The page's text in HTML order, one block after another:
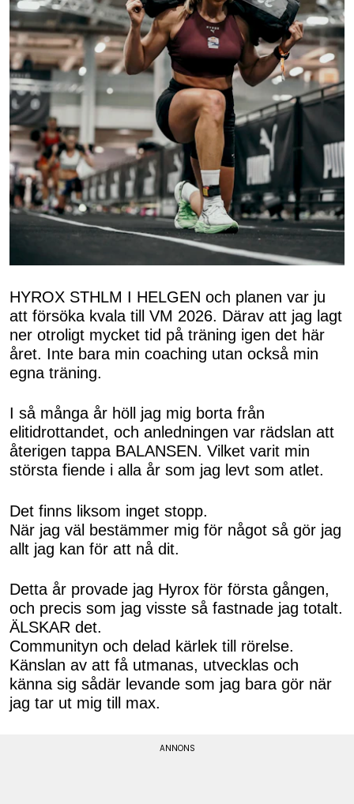
HYROX STHLM I HELGEN och planen var ju
att försöka kvala till VM 2026. Därav att jag lagt
ner otroligt mycket tid på träning igen det här
året. Inte bara min coaching utan också min
egna träning.
I så många år höll jag mig borta från
elitidrottandet, och anledningen var rädslan att
återigen tappa BALANSEN. Vilket varit min
största fiende i alla år som jag levt som atlet.
Det finns liksom inget stopp.
När jag väl bestämmer mig för något så gör jag
allt jag kan för att nå dit.
Detta år provade jag Hyrox för första gången,
och precis som jag visste så fastnade jag totalt.
ÄLSKAR det.
Communityn och delad kärlek till rörelse.
Känslan av att få utmanas, utvecklas och
känna sig sådär levande som jag bara gör när
jag tar ut mig till max.